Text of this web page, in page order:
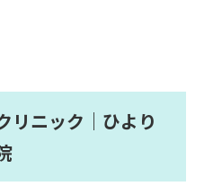
リニック｜ひより